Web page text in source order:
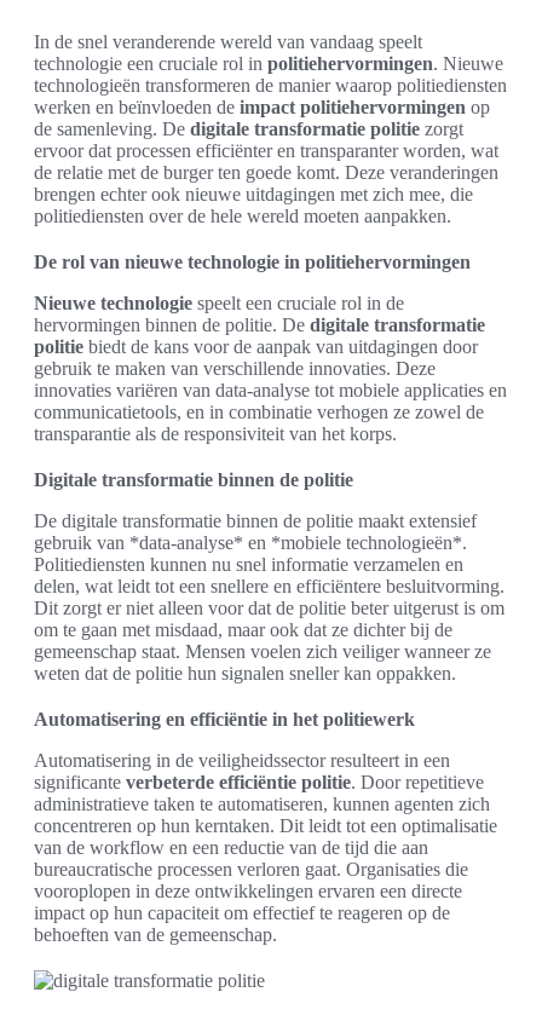
In de snel veranderende wereld van vandaag speelt
technologie een cruciale rol in politiehervormingen. Nieuwe
technologieën transformeren de manier waarop politiediensten
werken en beïnvloeden de impact politiehervormingen op
de samenleving. De digitale transformatie politie zorgt
ervoor dat processen efficiënter en transparanter worden, wat
de relatie met de burger ten goede komt. Deze veranderingen
brengen echter ook nieuwe uitdagingen met zich mee, die
politiediensten over de hele wereld moeten aanpakken.
De rol van nieuwe technologie in politiehervormingen
Nieuwe technologie speelt een cruciale rol in de
hervormingen binnen de politie. De digitale transformatie
politie biedt de kans voor de aanpak van uitdagingen door
gebruik te maken van verschillende innovaties. Deze
innovaties variëren van data-analyse tot mobiele applicaties en
communicatietools, en in combinatie verhogen ze zowel de
transparantie als de responsiviteit van het korps.
Digitale transformatie binnen de politie
De digitale transformatie binnen de politie maakt extensief
gebruik van *data-analyse* en *mobiele technologieën*.
Politiediensten kunnen nu snel informatie verzamelen en
delen, wat leidt tot een snellere en efficiëntere besluitvorming.
Dit zorgt er niet alleen voor dat de politie beter uitgerust is om
om te gaan met misdaad, maar ook dat ze dichter bij de
gemeenschap staat. Mensen voelen zich veiliger wanneer ze
weten dat de politie hun signalen sneller kan oppakken.
Automatisering en efficiëntie in het politiewerk
Automatisering in de veiligheidssector resulteert in een
significante verbeterde efficiëntie politie. Door repetitieve
administratieve taken te automatiseren, kunnen agenten zich
concentreren op hun kerntaken. Dit leidt tot een optimalisatie
van de workflow en een reductie van de tijd die aan
bureaucratische processen verloren gaat. Organisaties die
vooroplopen in deze ontwikkelingen ervaren een directe
impact op hun capaciteit om effectief te reageren op de
behoeften van de gemeenschap.